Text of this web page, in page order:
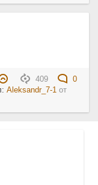
409
0
Aleksandr_7-1 от